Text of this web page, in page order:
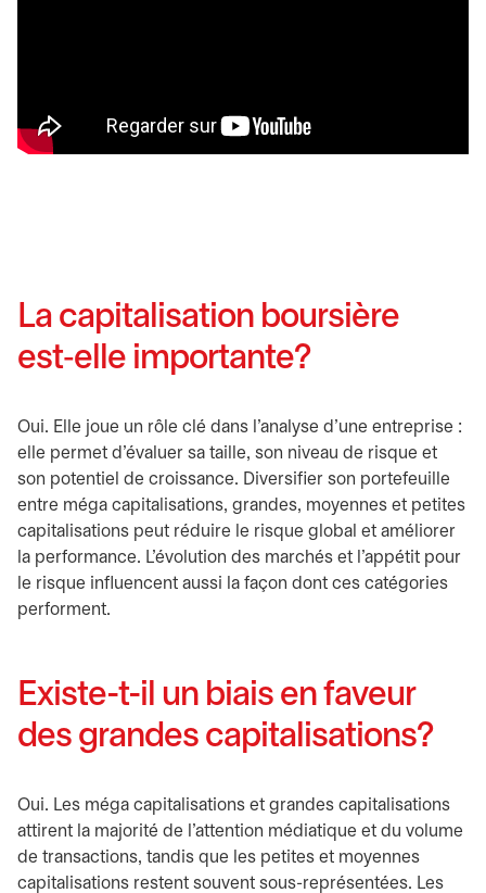
La capitalisation boursière
est‑elle importante?
Oui. Elle joue un rôle clé dans l'analyse d'une entreprise :
elle permet d'évaluer sa taille, son niveau de risque et
son potentiel de croissance. Diversifier son portefeuille
entre méga capitalisations, grandes, moyennes et petites
capitalisations peut réduire le risque global et améliorer
la performance. L'évolution des marchés et l'appétit pour
le risque influencent aussi la façon dont ces catégories
performent.
Existe-t-il un biais en faveur
des grandes capitalisations?
Oui. Les méga capitalisations et grandes capitalisations
attirent la majorité de l'attention médiatique et du volume
de transactions, tandis que les petites et moyennes
capitalisations restent souvent sous-représentées. Les